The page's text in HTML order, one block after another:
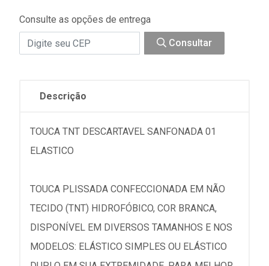
Consulte as opções de entrega
Consultar
Descrição
TOUCA TNT DESCARTAVEL SANFONADA 01
ELASTICO
TOUCA PLISSADA CONFECCIONADA EM NÃO
TECIDO (TNT) HIDROFÓBICO, COR BRANCA,
DISPONÍVEL EM DIVERSOS TAMANHOS E NOS
MODELOS: ELÁSTICO SIMPLES OU ELÁSTICO